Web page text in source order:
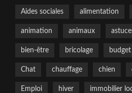
Aides sociales alimentation
animation animaux
bien-être bricolage budget
Chat chauffage chien
Emploi hiver immobilier